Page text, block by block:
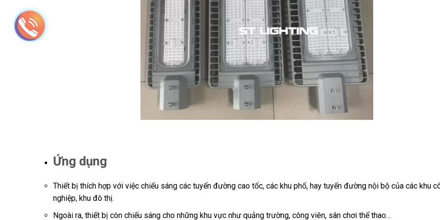
Ứng dụng
Thiết bị thích hợp với việc chiếu sáng các tuyến đường cao tốc, các khu phố, hay tuyến đường nội bộ của các khu
nghiệp, khu đô thị.
Ngoài ra, thiết bị còn chiếu sáng cho những khu vực như quảng trường, công viên, sân chơi thể thao…